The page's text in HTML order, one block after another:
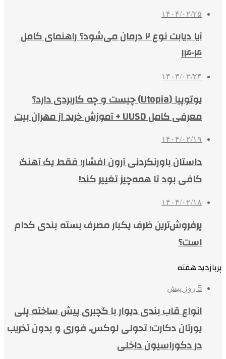
۱۴۰۴/۰۲/۲۵
آیا دیابت نوع ۲ درمان می‌شود؟ راهنمای کامل
۱۴۰۴
۱۴۰۴/۰۲/۲۴
یوتوپیا (Utopia) چیست و چه کاربردی دارد؟
معرفی کامل UUSD + آموزش خرید از مهران بیت
۱۴۰۴/۰۲/۱۹
داستان باورنکردنی آرون افشار؛ فقط یک آهنگ
کافی بود تا همه‌چیز تغییر کند!
۱۴۰۴/۰۲/۱۸
پرفروش‌ترین ظرف یکبار مصرف بسته بندی کدام
است؟
پربازدید هفته
5 روز پیش
انواع قاب بندی دیوار با گچبری پیش ساخته پلی
یورتان دکارت؛ تحولی لوکس، فوری و بدون تخریب
در دکوراسیون داخلی